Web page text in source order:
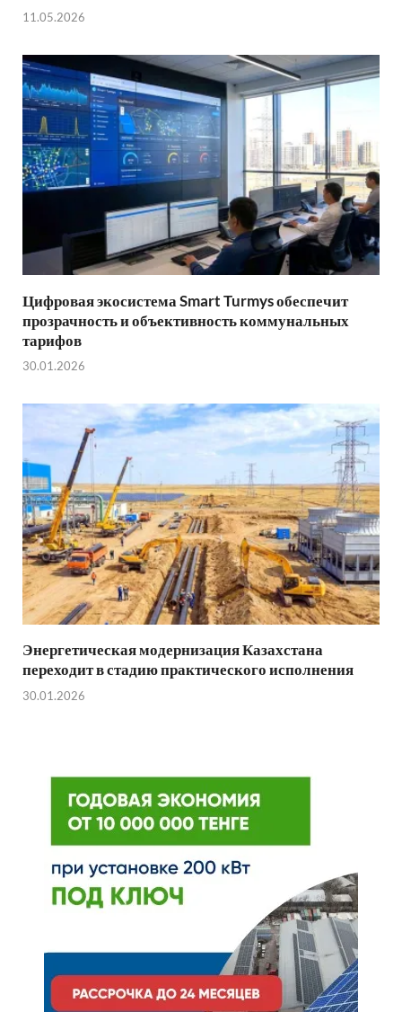
11.05.2026
Цифровая экосистема Smart Turmys обеспечит
прозрачность и объективность коммунальных
тарифов
30.01.2026
Энергетическая модернизация Казахстана
переходит в стадию практического исполнения
30.01.2026